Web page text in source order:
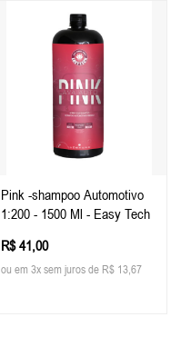
Pink -shampoo Automotivo
1:200 - 1500 Ml - Easy Tech
R$ 41,00
ou em 3x sem juros de R$ 13,67